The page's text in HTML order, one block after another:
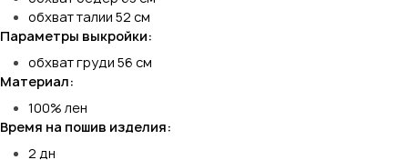
обхват талии 52 см
Параметры выкройки:
обхват груди 56 см
Материал:
100% лен
Время на пошив изделия:
2 дн